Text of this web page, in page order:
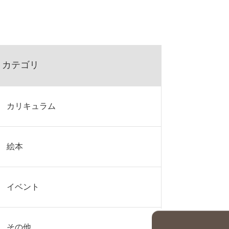
カテゴリ
カリキュラム
絵本
イベント
その他